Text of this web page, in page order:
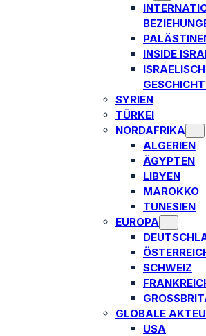
INSIDE
SYRIEN
TÜRKEI
NORDAFRIKA
ALGERIEN
ÄGYPTEN
LIBYEN
MAROKKO
TUNESIEN
EUROPA
SCHWEIZ
GLOBALE
USA